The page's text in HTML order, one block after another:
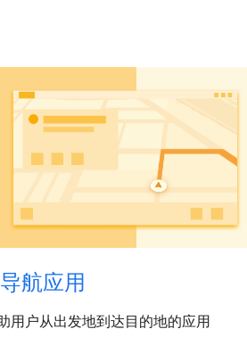
导航应用
用户从出发地到达目的地的应用